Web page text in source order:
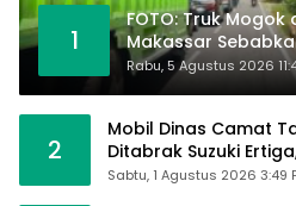
1
FOTO: Truk
Makassar
Tangan
Rabu, 5 Agustus 2026
2
Mobil Dinas Camat
Ditabrak Suzuki
Alhamdulillah Saya
Sabtu, 1 Agustus 2026 3:49